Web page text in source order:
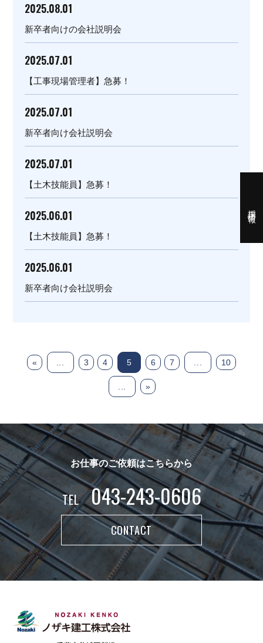
2025.08.01
新卒者向けの会社説明会
2025.07.01
【工事現場管理者】急募！
2025.07.01
新卒者向け会社説明会
2025.07.01
【土木技能員】急募！
2025.06.01
【土木技能員】急募！
2025.06.01
新卒者向け会社説明会
« 3 4 5 6 7 10
»
お仕事のご依頼はこちらから
TEL 043-243-0606
CONTACT